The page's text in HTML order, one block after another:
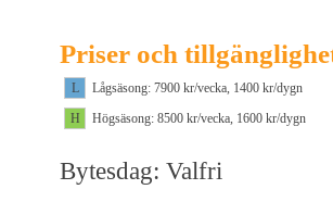
Priser och
L
Lågsäsong: 7900 kr/vecka, 1400 kr/dygn
H
Högsäsong: 8500 kr/vecka, 1600 kr/dygn
Bytesdag: Valfri